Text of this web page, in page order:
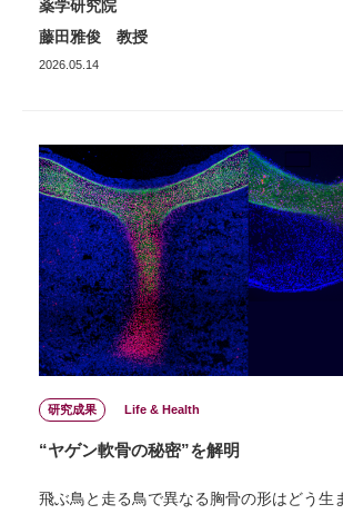
薬学研究院
藤田雅俊 教授
2026.05.14
研究成果 Life & Health
“ヤゲン軟骨の秘密”を解明
飛ぶ鳥と走る鳥で異なる胸骨の形はどう生